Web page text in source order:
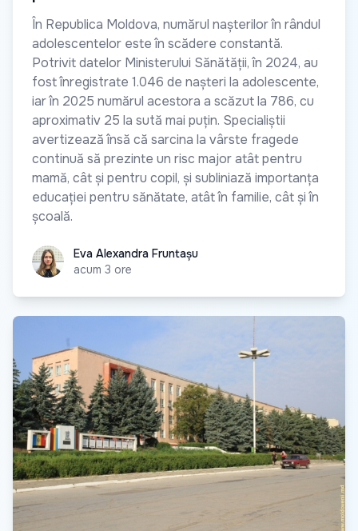
În Republica Moldova, numărul nașterilor în rândul
adolescentelor este în scădere constantă.
Potrivit datelor Ministerului Sănătății, în 2024, au
fost înregistrate 1.046 de nașteri la adolescente,
iar în 2025 numărul acestora a scăzut la 786, cu
aproximativ 25 la sută mai puțin. Specialiștii
avertizează însă că sarcina la vârste fragede
continuă să prezinte un risc major atât pentru
mamă, cât și pentru copil, și subliniază importanța
educației pentru sănătate, atât în familie, cât și în
școală.
Eva Alexandra Fruntașu
Eva Alexandra Fruntașu
acum 3 ore